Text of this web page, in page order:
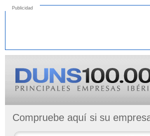
Publicidad
Compruebe aquí si su